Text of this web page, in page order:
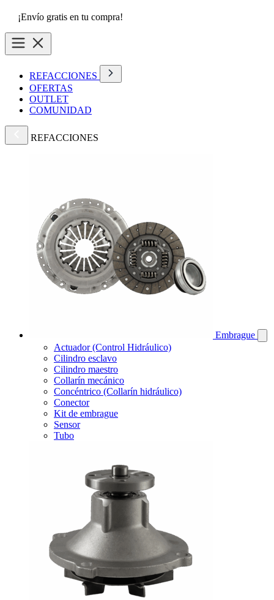
¡Envío gratis en tu compra!
REFACCIONES
OFERTAS
OUTLET
COMUNIDAD
REFACCIONES
Embrague
Actuador (Control Hidráulico)
Cilindro esclavo
Cilindro maestro
Collarín mecánico
Concéntrico (Collarín hidráulico)
Conector
Kit de embrague
Sensor
Tubo